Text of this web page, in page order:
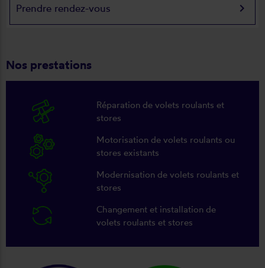
Prendre rendez-vous keyboard_arrow_right
Nos prestations
Réparation de volets roulants et
stores
Motorisation de volets roulants ou
stores existants
Modernisation de volets roulants et
stores
Changement et installation de
volets roulants et stores